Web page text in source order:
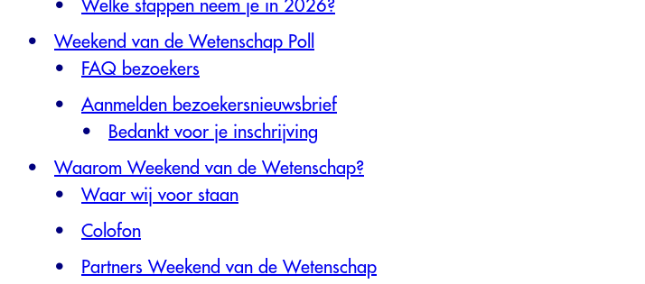
Welke stappen neem je in 2026?
Weekend van de Wetenschap Poll
FAQ bezoekers
Aanmelden bezoekersnieuwsbrief
Bedankt voor je inschrijving
Waarom Weekend van de Wetenschap?
Waar wij voor staan
Colofon
Partners Weekend van de Wetenschap